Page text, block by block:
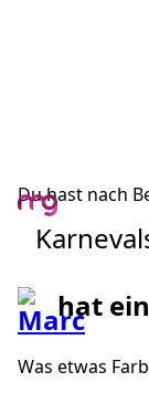
Du hast nach
hat
Was etwas